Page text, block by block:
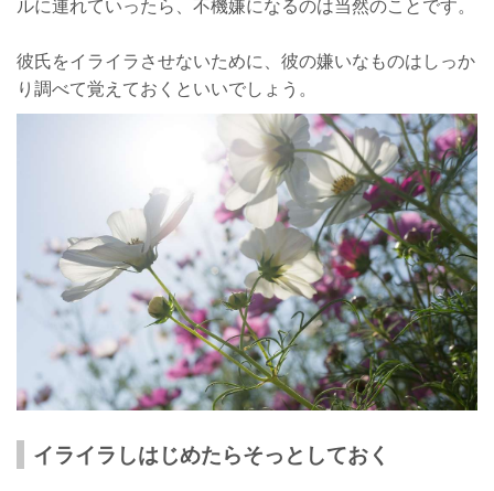
ルに連れていったら、不機嫌になるのは当然のことです。
彼氏をイライラさせないために、彼の嫌いなものはしっか
り調べて覚えておくといいでしょう。
イライラしはじめたらそっとしておく